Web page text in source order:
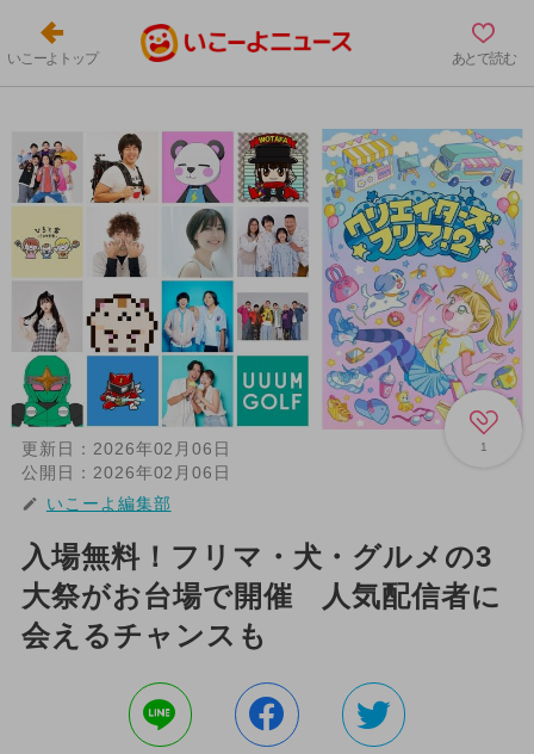
いこーよトップ あとで読む
1
更新日： 2026年02月06日
公開日： 2026年02月06日
いこーよ編集部
入場無料！フリマ・犬・グルメの3
大祭がお台場で開催 人気配信者に
会えるチャンスも